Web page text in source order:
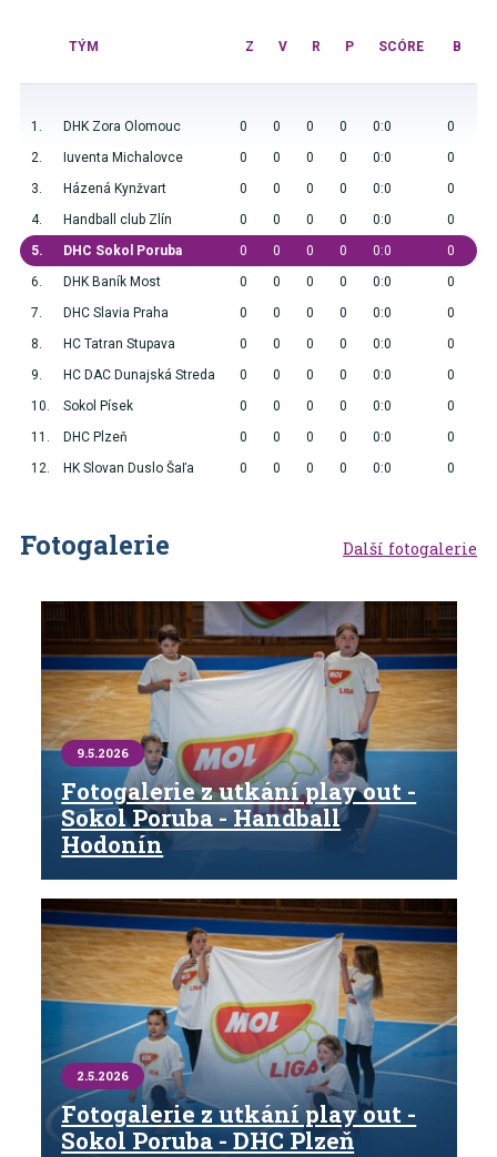
TÝM Z V R P SCÓRE B
1. DHK Zora Olomouc 0 0 0 0 0:0
0
2.
Iuventa Michalovce 0 0 0 0 0:0
0
3.
Házená Kynžvart 0 0 0 0 0:0
0
4.
Handball club Zlín 0 0 0 0 0:0
0
5.
DHC Sokol Poruba 0 0 0 0 0:0
0
6.
DHK Baník Most 0 0 0 0 0:0
0
7.
DHC Slavia Praha 0 0 0 0 0:0
0
8.
HC Tatran Stupava 0 0 0 0 0:0
0
9.
HC DAC Dunajská Streda 0 0 0 0 0:0
0
10.
Sokol Písek 0 0 0 0 0:0
0
11.
DHC Plzeň 0 0 0 0 0:0
0
12.
HK Slovan Duslo Šaľa 0 0 0 0 0:0 0
Další fotogalerie
Fotogalerie
9.5.2026
Fotogalerie z utkání play out -
Sokol Poruba - Handball
Hodonín
2.5.2026
Fotogalerie z utkání play out -
Sokol Poruba - DHC Plzeň